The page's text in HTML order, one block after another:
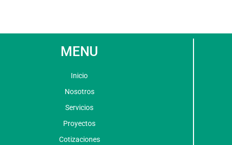
MENU
Inicio
Nosotros
Servicios
Proyectos
Cotizaciones